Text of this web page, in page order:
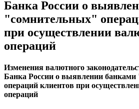
Банка России о
"сомнительных"
при осуществлении
операций
Изменения валютного
Банка России о выявлении
операций клиентов при
операций